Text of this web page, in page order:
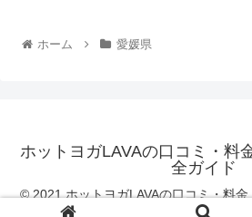
ホーム 愛媛県
ホットヨガLAVAの口コミ・料
全ガイド
© 2021 ホットヨガLAVAの口コミ・料